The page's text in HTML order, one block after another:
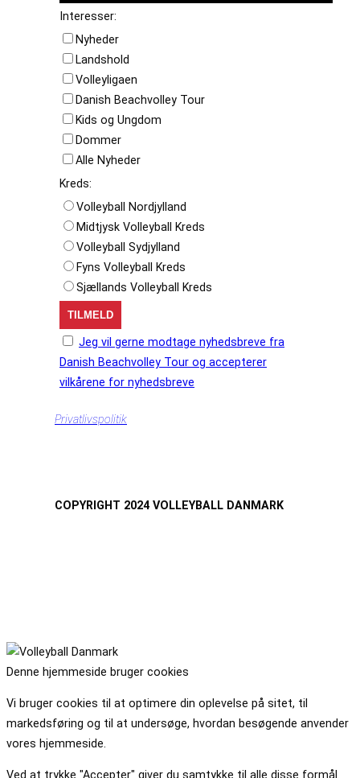
Interesser:
Nyheder
Landshold
Volleyligaen
Danish Beachvolley Tour
Kids og Ungdom
Dommer
Alle Nyheder
Kreds:
Volleyball Nordjylland
Midtjysk Volleyball Kreds
Volleyball Sydjylland
Fyns Volleyball Kreds
Sjællands Volleyball Kreds
Jeg vil gerne modtage nyhedsbreve fra
Danish Beachvolley Tour og accepterer
vilkårene for nyhedsbreve
Privatlivspolitik
COPYRIGHT 2024 VOLLEYBALL DANMARK
Denne hjemmeside bruger cookies
Vi bruger cookies til at optimere din oplevelse på sitet, til
markedsføring og til at undersøge, hvordan besøgende anvender
vores hjemmeside.
Ved at trykke "Accepter" giver du samtykke til alle disse formål.